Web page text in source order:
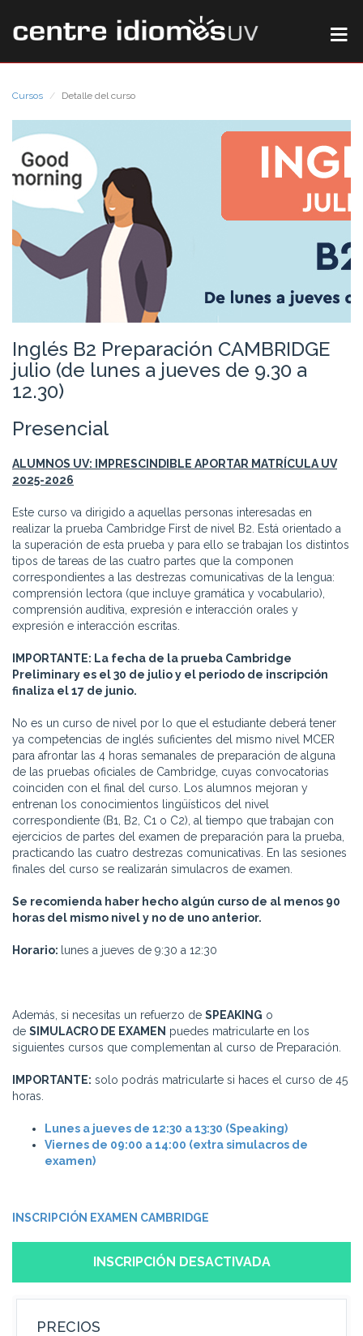
Cursos Detalle del curso
Inglés B2 Preparación CAMBRIDGE
julio (de lunes a jueves de 9.30 a
12.30)
Presencial
ALUMNOS UV: IMPRESCINDIBLE APORTAR MATRÍCULA UV
2025-2026
Este curso va dirigido a aquellas personas interesadas en
realizar la prueba Cambridge First de nivel B2. Está orientado a
la superación de esta prueba y para ello se trabajan los distintos
tipos de tareas de las cuatro partes que la componen
correspondientes a las destrezas comunicativas de la lengua:
comprensión lectora (que incluye gramática y vocabulario),
comprensión auditiva, expresión e interacción orales y
expresión e interacción escritas.
IMPORTANTE: La fecha de la prueba Cambridge
Preliminary es el 30 de julio y el periodo de inscripción
finaliza el 17 de junio.
No es un curso de nivel por lo que el estudiante deberá tener
ya competencias de inglés suficientes del mismo nivel MCER
para afrontar las 4 horas semanales de preparación de alguna
de las pruebas oficiales de Cambridge, cuyas convocatorias
coinciden con el final del curso. Los alumnos mejoran y
entrenan los conocimientos lingüísticos del nivel
correspondiente (B1, B2, C1 o C2), al tiempo que trabajan con
ejercicios de partes del examen de preparación para la prueba,
practicando las cuatro destrezas comunicativas. En las sesiones
finales del curso se realizarán simulacros de examen.
Se recomienda haber hecho algún curso de al menos 90
horas del mismo nivel y no de uno anterior.
Horario: lunes a jueves de 9:30 a 12:30
Además, si necesitas un refuerzo de SPEAKING o
de SIMULACRO DE EXAMEN puedes matricularte en los
siguientes cursos que complementan al curso de Preparación.
IMPORTANTE: solo podrás matricularte si haces el curso de 45
horas.
Lunes a jueves de 12:30 a 13:30 (Speaking)
Viernes de 09:00 a 14:00 (extra simulacros de
examen)
INSCRIPCIÓN EXAMEN CAMBRIDGE
INSCRIPCIÓN DESACTIVADA
PRECIOS